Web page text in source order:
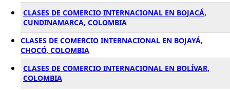
CLASES DE COMERCIO INTERNACIONAL EN BOJACÁ,
CUNDINAMARCA, COLOMBIA
CLASES DE COMERCIO INTERNACIONAL EN BOJAYÁ,
CHOCÓ, COLOMBIA
CLASES DE COMERCIO INTERNACIONAL EN BOLÍVAR,
COLOMBIA